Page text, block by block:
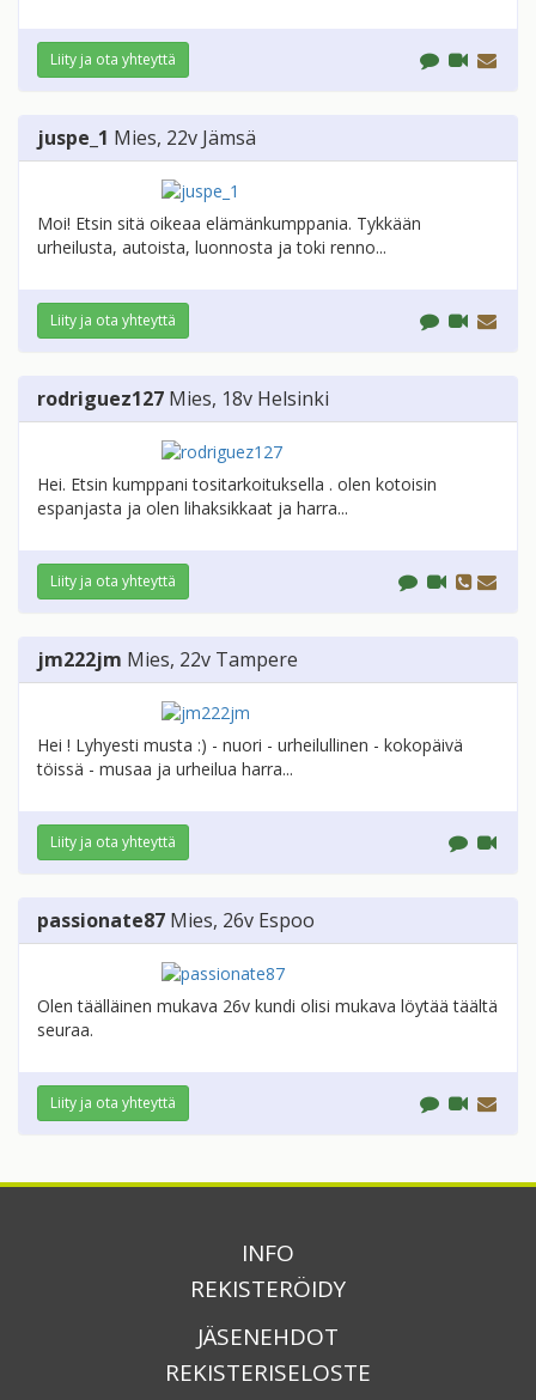
Liity ja ota yhteyttä
juspe_1 Mies, 22v Jämsä
Moi! Etsin sitä oikeaa elämänkumppania. Tykkään
urheilusta, autoista, luonnosta ja toki renno...
Liity ja ota yhteyttä
rodriguez127 Mies, 18v Helsinki
Hei. Etsin kumppani tositarkoituksella . olen kotoisin
espanjasta ja olen lihaksikkaat ja harra...
Liity ja ota yhteyttä
jm222jm Mies, 22v Tampere
Hei ! Lyhyesti musta :) - nuori - urheilullinen - kokopäivä
töissä - musaa ja urheilua harra...
Liity ja ota yhteyttä
passionate87 Mies, 26v Espoo
Olen täälläinen mukava 26v kundi olisi mukava löytää täältä
seuraa.
Liity ja ota yhteyttä
INFO
REKISTERÖIDY
JÄSENEHDOT
REKISTERISELOSTE